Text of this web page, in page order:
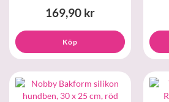
169,90 kr
Köp